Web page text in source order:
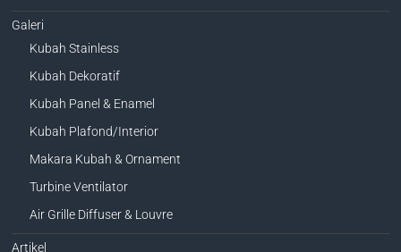
Galeri
Kubah Stainless
Kubah Dekoratif
Kubah Panel & Enamel
Kubah Plafond/Interior
Makara Kubah & Ornament
Turbine Ventilator
Air Grille Diffuser & Louvre
Artikel